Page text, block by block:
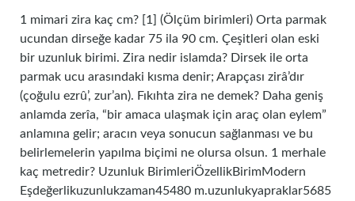
1 mimari zira kaç cm? [1] (Ölçüm birimleri) Orta parmak
ucundan dirseğe kadar 75 ila 90 cm. Çeşitleri olan eski
bir uzunluk birimi. Zira nedir islamda? Dirsek ile orta
parmak ucu arasındaki kısma denir; Arapçası zirâ’dır
(çoğulu ezrû’, zur’an). Fıkıhta zira ne demek? Daha geniş
anlamda zerîa, “bir amaca ulaşmak için araç olan eylem”
anlamına gelir; aracın veya sonucun sağlanması ve bu
belirlemelerin yapılma biçimi ne olursa olsun. 1 merhale
kaç metredir? Uzunluk BirimleriÖzellikBirimModern
Eşdeğerlikuzunlukzaman45480 m.uzunlukyapraklar5685